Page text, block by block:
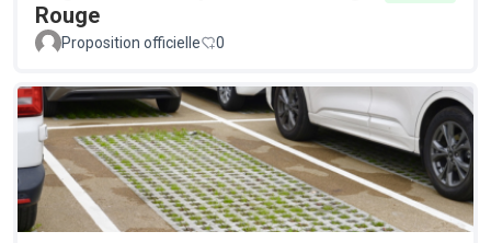
Rouge
Proposition officielle 0